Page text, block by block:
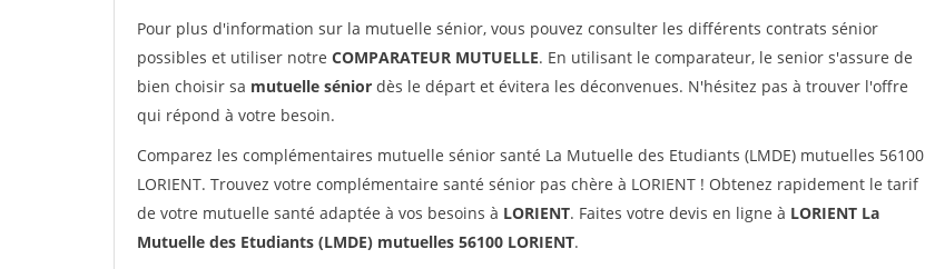
Pour plus d'information sur la mutuelle sénior, vous pouvez consulter les différents contrats sénior
possibles et utiliser notre COMPARATEUR MUTUELLE. En utilisant le comparateur, le senior s'assure de
bien choisir sa mutuelle sénior dès le départ et évitera les déconvenues. N'hésitez pas à trouver l'offre
qui répond à votre besoin.
Comparez les complémentaires mutuelle sénior santé La Mutuelle des Etudiants (LMDE) mutuelles 56100
LORIENT. Trouvez votre complémentaire santé sénior pas chère à LORIENT ! Obtenez rapidement le tarif
de votre mutuelle santé adaptée à vos besoins à LORIENT. Faites votre devis en ligne à LORIENT La
Mutuelle des Etudiants (LMDE) mutuelles 56100 LORIENT.